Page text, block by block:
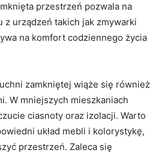
przestrzeń pozwala na
z urządzeń takich jak zmywarki
na komfort codziennego życia
zamkniętej wiąże się również
W mniejszych mieszkaniach
ciasnoty oraz izolacji. Warto
układ mebli i kolorystykę,
przestrzeń. Zaleca się